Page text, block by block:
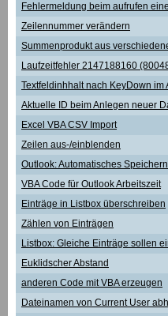
Fehlermeldung beim aufrufen
Zeilennummer verändern
Summenprodukt aus
Laufzeitfehler 2147188160
Textfeldinhhalt nach KeyDown im
Aktuelle ID beim Anlegen neuer
Excel VBA CSV Import
Zeilen aus-/einblenden
Outlook: Automatisches
VBA Code für Outlook Arbeitszeit
Einträge in Listbox überschreiben
Zählen von Einträgen
Listbox: Gleiche Einträge sollen
Euklidscher Abstand
anderen Code mit VBA erzeugen
Dateinamen von Current User